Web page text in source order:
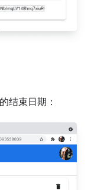
结束日期：